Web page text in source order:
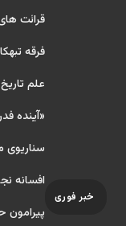
خبر فوری
قرائت
فرقه
علم تاریخ
«آینده
سناریوی
افسانه
پیرامون